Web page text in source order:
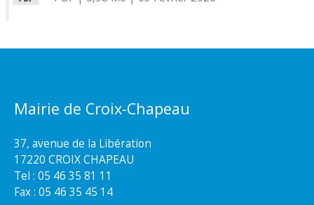
Mairie de Croix-Chapeau
37, avenue de la Libération
17220 CROIX CHAPEAU
Tel : 05 46 35 81 11
Fax : 05 46 35 45 14